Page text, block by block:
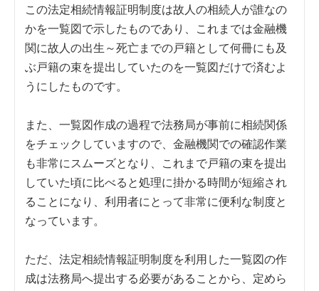
この法定相続情報証明制度は故人の相続人が誰なの
かを一覧図で示したものであり、これまでは金融機
関に故人の出生～死亡までの戸籍として何冊にも及
ぶ戸籍の束を提出していたのを一覧図だけで済むよ
うにしたものです。
また、一覧図作成の過程で法務局が事前に相続関係
をチェックしていますので、金融機関での確認作業
も非常にスムーズとなり、これまで戸籍の束を提出
していた頃に比べると処理に掛かる時間が短縮され
ることになり、利用者にとって非常に便利な制度と
なっています。
ただ、法定相続情報証明制度を利用した一覧図の作
成は法務局へ提出する必要があることから、定めら